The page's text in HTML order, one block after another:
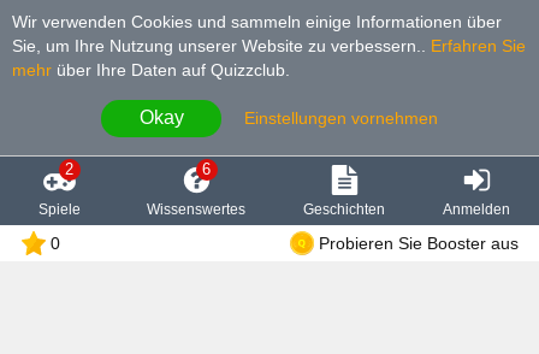
Wir verwenden Cookies und sammeln einige Informationen über
Sie, um Ihre Nutzung unserer Website zu verbessern.
Erfahren Sie
mehr über Ihre Daten auf Quizzclub.
Okay Einstellungen vornehmen
2
Spiele
6
Wissenswertes Geschichten Anmelden
0 Probieren Sie Booster aus